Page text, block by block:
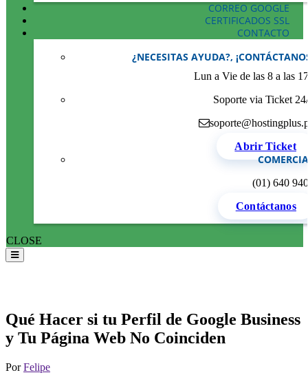
CORREO GOOGLE
CERTIFICADOS SSL
CONTACTO
¿NECESITAS AYUDA?,
Lun a Vie de las 8 a las
Soporte via Ticket
Abrir Ticket
(01) 640
Contáctanos
CLOSE
Qué Hacer si tu Perfil de Google Business
y Tu Página Web No Coinciden
PorFelipe